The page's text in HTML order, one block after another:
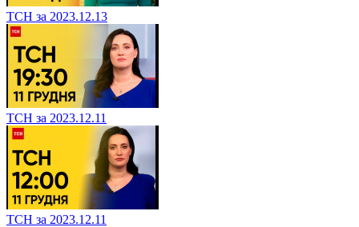
ТСН за 2023.12.13
ТСН за 2023.12.11
ТСН за 2023.12.11